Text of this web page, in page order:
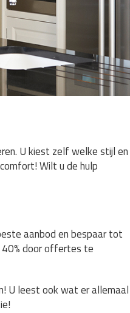
U kiest zelf welke stijl en
Wilt u de hulp
aanbod en bespaar tot
door offertes te
U leest ook wat er allemaal